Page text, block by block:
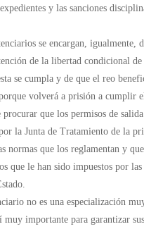
y las sanciones
se encargan, igualmente,
de la libertad condicional de
se cumpla y de que el reo
volverá a prisión a cumplir
procurar que los permisos de
la Junta de Tratamiento de la
normas que los reglamentan y
que le han sido impuestos por las
no es una especialización
muy importante para garantizar